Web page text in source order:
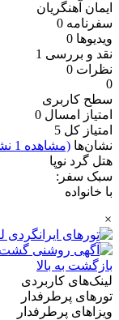
ایمان آهنگریان
سفرنامه 0
ویدیو‌ها 0
نقد و بررسی 1
نظرات 0
0
سطح کاربری
امتیاز امسال 0
امتیاز کل 5
نشان‌ها (مشاهده 1 نشان دریافت شده)
هتل گرد نوپا
سبک سفر:
با خانواده
×
بازگشت به بالا
لینک‌های کاربردی
تورهای پرطرفدار
ویزاهای پرطرفدار